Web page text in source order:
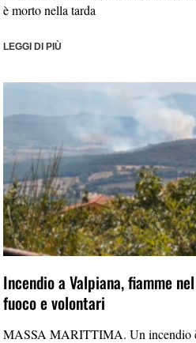
è morto nella tarda
LEGGI DI PIÙ
Incendio a Valpiana, fiamme
fuoco e volontari
MASSA MARITTIMA. Un incendio